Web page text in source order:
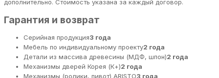
дополнительно. Стоимость указана за каждый договор.
Гарантия и возврат
Серийная продукция3 года
Мебель по индивидуальному проекту2 года
Детали из массива древесины (МДФ, шпон)2 года
Механизмы дверей Корея (К+)2 года
Механизмы (ролики, пивот) ARISTO3 года